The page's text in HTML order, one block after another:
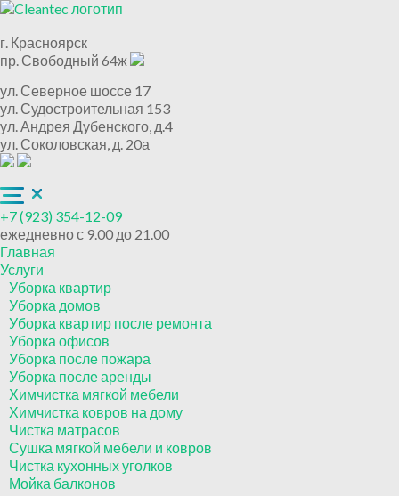
г. Красноярск
пр. Свободный 64ж
ул. Северное шоссе 17
ул. Судостроительная 153
ул. Андрея Дубенского, д.4
ул. Соколовская, д. 20а
+7 (923) 354-12-09
ежедневно с 9.00 до 21.00
Главная
Услуги
Уборка квартир
Уборка домов
Уборка квартир после ремонта
Уборка офисов
Уборка после пожара
Уборка после аренды
Химчистка мягкой мебели
Химчистка ковров на дому
Чистка матрасов
Сушка мягкой мебели и ковров
Чистка кухонных уголков
Мойка балконов